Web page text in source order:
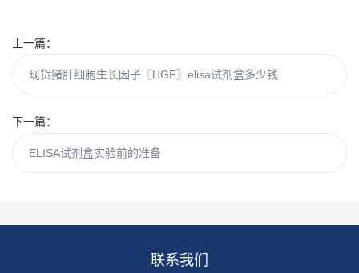
上一篇：
现货猪肝细胞生长因子〖HGF〗elisa试剂盒多少钱
下一篇：
ELISA试剂盒实验前的准备
联系我们